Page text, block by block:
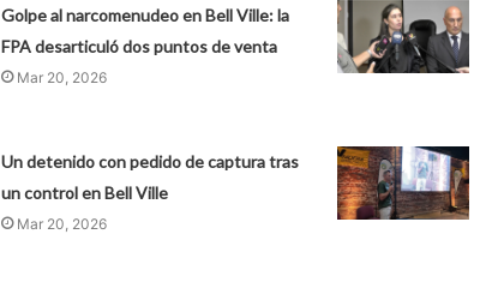
Golpe al narcomenudeo en Bell Ville: la
FPA desarticuló dos puntos de venta
Mar 20, 2026
​Un detenido con pedido de captura tras
un control en Bell Ville
Mar 20, 2026